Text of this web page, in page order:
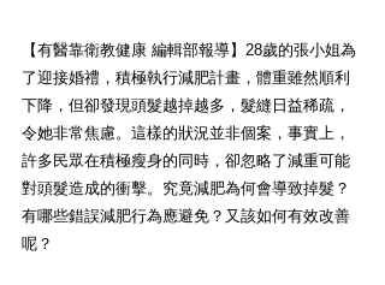
【有醫靠衛教健康 編輯部報導】28歲的張小姐為
了迎接婚禮，積極執行減肥計畫，體重雖然順利
下降，但卻發現頭髮越掉越多，髮縫日益稀疏，
令她非常焦慮。這樣的狀況並非個案，事實上，
許多民眾在積極瘦身的同時，卻忽略了減重可能
對頭髮造成的衝擊。究竟減肥為何會導致掉髮？
有哪些錯誤減肥行為應避免？又該如何有效改善
呢？